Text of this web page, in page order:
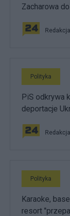
Zacharowa
Redakcja
Polityka
PiS odkrywa
deportacje
Redakcja
Polityka
Karaoke,
resort